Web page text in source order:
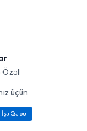
Özəl
üçün
İşə Qəbul